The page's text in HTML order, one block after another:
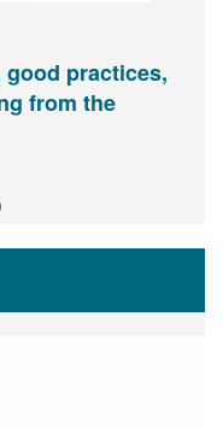
practices,
from the
about
join its
here)